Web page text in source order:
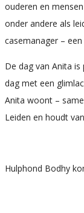
ouderen en
onder andere als
casemanager –
De dag van Anita
dag met een
Anita woont –
Leiden en houdt
Hulphond Bodhy